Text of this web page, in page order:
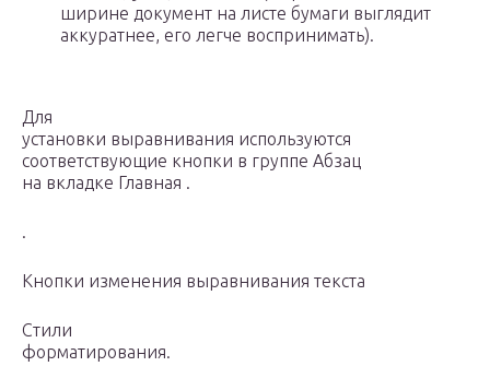
ширине документ на листе бумаги выглядит
аккуратнее, его легче воспринимать).
Для
установки выравнивания используются
соответствующие кнопки в группе Абзац
на вкладке Главная .
.
Кнопки изменения выравнивания текста
Стили
форматирования.